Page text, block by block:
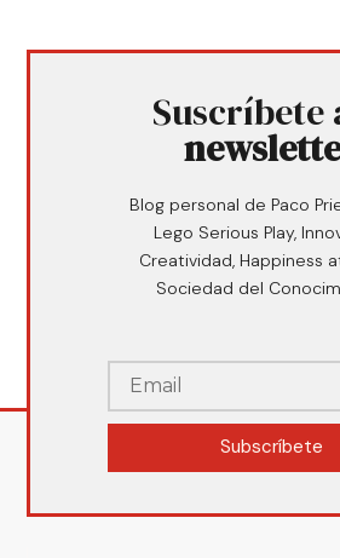
Suscríbete
Blog personal de Paco
Lego Serious Play,
Creatividad, Happiness
Sociedad del
Subscríbete